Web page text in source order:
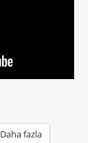
Daha fazla